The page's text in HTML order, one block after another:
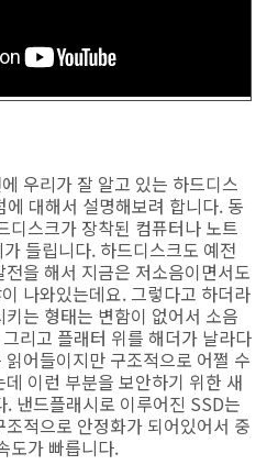
우리가 잘 알고 있는 하드디스
대해서 설명해보려 합니다. 동
디스크가 장착된 컴퓨터나 노트
들립니다. 하드디스크도 예전
을 해서 지금은 저소음이면서도
나와있는데요. 그렇다고 하더라
는 형태는 변함이 없어서 소음
리고 플래터 위를 해더가 날라다
어들이지만 구조적으로 어쩔 수
이런 부분을 보안하기 위한 새
낸드플래시로 이루어진 SSD는
적으로 안정화가 되어있어서 중
도가 빠릅니다.